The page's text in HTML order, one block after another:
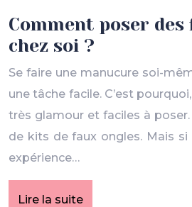
Comment poser des
chez soi ?
Se faire une manucure soi-
une tâche facile. C’est
très glamour et faciles à
de kits de faux ongles. Mais si
expérience…
Lire la suite